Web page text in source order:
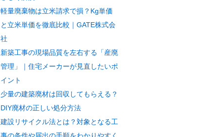
軽量廃棄物は立米請求で損？Kg単価
と立米単価を徹底比較｜GATE株式会
社
新築工事の現場品質を左右する「産廃
管理」｜住宅メーカーが見直したいポ
イント
少量の建築廃材は回収してもらえる？
DIY廃材の正しい処分方法
建設リサイクル法とは？対象となる工